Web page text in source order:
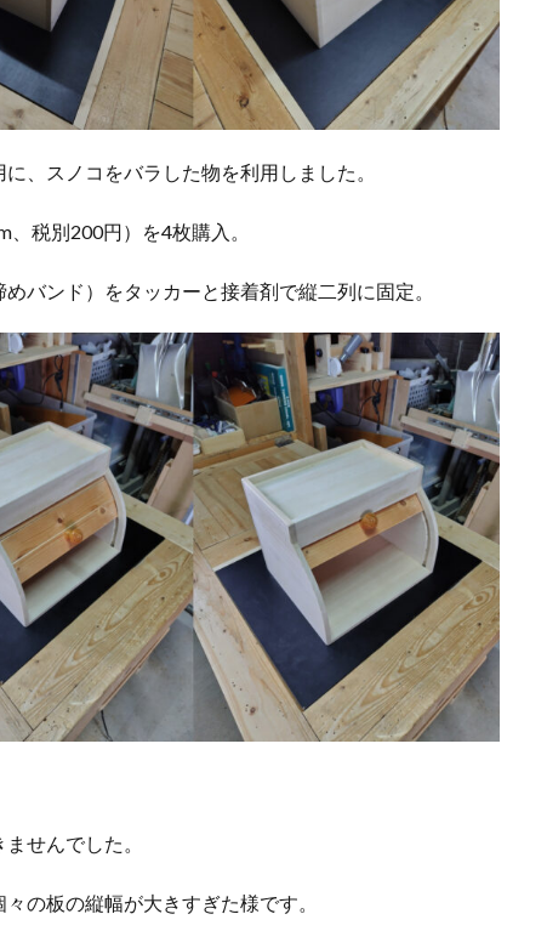
、スノコをバラした物を利用しました。
税別200円）を4枚購入。
バンド）をタッカーと接着剤で縦二列に固定。
せんでした。
の板の縦幅が大きすぎた様です。